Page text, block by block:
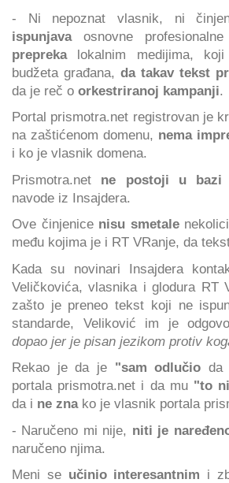
- Ni nepoznat vlasnik, ni
ispunjava osnovne
preprekalokalnim medijima,
budžeta građana, da takav tekst
da je reč o orkestriranoj kampanji.
Portal prismotra.net registrovan je
na zaštićenom domenu, nema
i ko je vlasnik domena.
Prismotra.net ne postoji u bazi
navode iz Insajdera.
Ove činjenice nisu smetale
među kojima je i RT VRanje, da
Kada su novinari Insajdera
Veličkovića, vlasnika i glodura RT
zašto je preneo tekst koji ne
standarde, Veliković im je
dopao jer je pisan jezikom protiv
Rekao je da je "sam odlučio da
portala prismotra.net i da mu "to
da i ne znako je vlasnik portala
- Naručeno mi nije, niti je
naručeno njima.
Meni se učinio interesantnim i